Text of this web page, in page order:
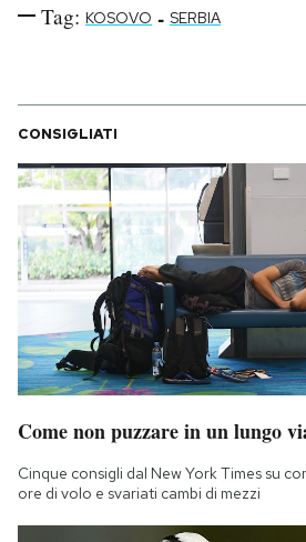
Tag: KOSOVO - SERBIA
CONSIGLIATI
Come non puzzare in un lungo
Cinque consigli dal New York Times su
ore di volo e svariati cambi di mezzi